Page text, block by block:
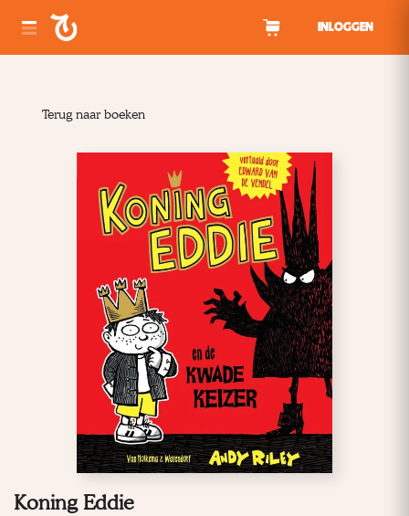
INLOGGEN
Terug naar boeken
Koning Eddie